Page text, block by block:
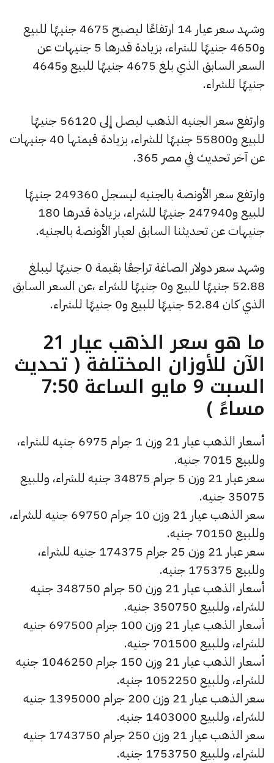
وشهد سعر عيار 14 ارتفاعًا ليصبح 4675 جنيهًا للبيع
و4650 جنيهًا للشراء، بزيادة قدرها 5 جنيهات عن
السعر السابق الذي بلغ 4675 جنيهًا للبيع و4645
جنيهًا للشراء.
وارتفع سعر الجنيه الذهب ليصل إلى 56120 جنيهًا
للبيع و55800 جنيهًا للشراء، بزيادة قيمتها 40 جنيهات
عن آخر تحديث في مصر 365.
وارتفع سعر الأونصة بالجنيه ليسجل 249360 جنيهًا
للبيع و247940 جنيهًا للشراء، بزيادة قدرها 180
جنيهات عن تحديثنا السابق لعيار الأونصة بالجنيه.
وشهد سعر دولار الصاغة تراجعًا بقيمة 0 جنيهًا ليبلغ
52.88 جنيهًا للبيع و0 جنيهًا للشراء ،عن السعر السابق
الذي كان 52.84 جنيهًا للبيع و0 جنيهًا للشراء.
ما هو سعر الذهب عيار 21
الآن للأوزان المختلفة ( تحديث
السبت 9 مايو الساعة 7:50
مساءً )
أسعار الذهب عيار 21 وزن 1 جرام 6975 جنيه للشراء،
وللبيع 7015 جنيه.
سعر عيار 21 وزن 5 جرام 34875 جنيه للشراء، وللبيع
35075 جنيه.
سعر الذهب عيار 21 وزن 10 جرام 69750 جنيه للشراء،
وللبيع 70150 جنيه.
سعر عيار 21 وزن 25 جرام 174375 جنيه للشراء،
وللبيع 175375 جنيه.
أسعار الذهب عيار 21 وزن 50 جرام 348750 جنيه
للشراء، وللبيع 350750 جنيه.
أسعار الذهب عيار 21 وزن 100 جرام 697500 جنيه
للشراء، وللبيع 701500 جنيه.
أسعار الذهب عيار 21 وزن 150 جرام 1046250 جنيه
للشراء، وللبيع 1052250 جنيه.
سعر الذهب عيار 21 وزن 200 جرام 1395000 جنيه
للشراء، وللبيع 1403000 جنيه.
سعر الذهب عيار 21 وزن 250 جرام 1743750 جنيه
للشراء، وللبيع 1753750 جنيه.